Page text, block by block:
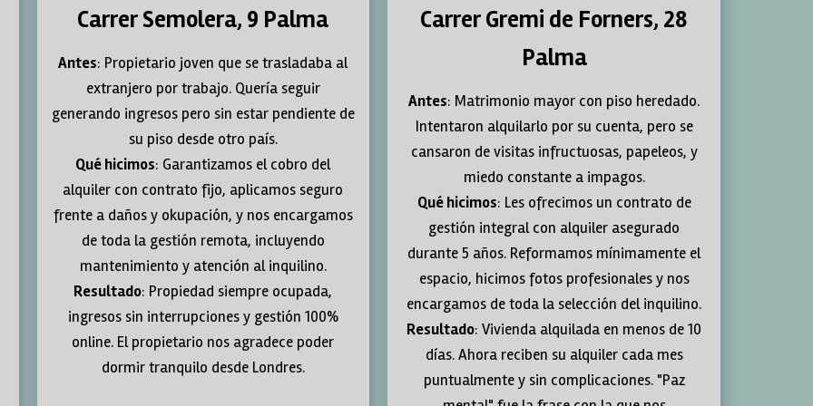
Carrer Semolera, 9 Palma
Antes: Propietario joven que se trasladaba al
extranjero por trabajo. Quería seguir
generando ingresos pero sin estar pendiente de
su piso desde otro país.
Qué hicimos: Garantizamos el cobro del
alquiler con contrato fijo, aplicamos seguro
frente a daños y okupación, y nos encargamos
de toda la gestión remota, incluyendo
mantenimiento y atención al inquilino.
Resultado: Propiedad siempre ocupada,
ingresos sin interrupciones y gestión 100%
online. El propietario nos agradece poder
dormir tranquilo desde Londres.
Carrer Gremi de Forners, 28
Palma
Antes: Matrimonio mayor con piso heredado.
Intentaron alquilarlo por su cuenta, pero se
cansaron de visitas infructuosas, papeleos, y
miedo constante a impagos.
Qué hicimos: Les ofrecimos un contrato de
gestión integral con alquiler asegurado
durante 5 años. Reformamos mínimamente el
espacio, hicimos fotos profesionales y nos
encargamos de toda la selección del inquilino.
Resultado: Vivienda alquilada en menos de 10
días. Ahora reciben su alquiler cada mes
puntualmente y sin complicaciones. "Paz